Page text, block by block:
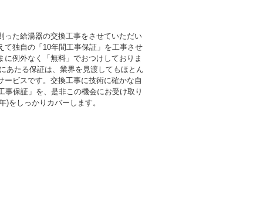
った給湯器の交換工事をさせていただい
て独自の「10年間工事保証」を工事させ
に例外なく「無料」でおつけしておりま
あたる保証は、業界を見渡してもほとん
ービスです。交換工事に技術に確かな自
事保証」を、是非この機会にお受け取り
)をしっかりカバーします。